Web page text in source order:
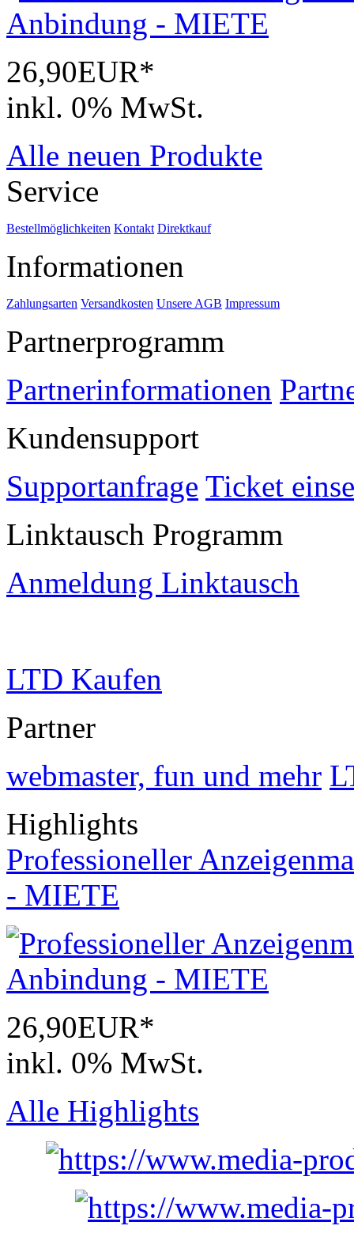
26,90EUR*
inkl. 0% MwSt.
Alle neuen Produkte
Service
Bestellmöglichkeiten Kontakt Direktkauf
Informationen
Zahlungsarten Versandkosten Unsere AGB Impressum
Partnerprogramm
Partnerinformationen
Kundensupport
Supportanfrage Ticket
Linktausch Programm
Anmeldung Linktausch
LTD Kaufen
Partner
webmaster, fun und mehr
Highlights
Professioneller
- MIETE
26,90EUR*
inkl. 0% MwSt.
Alle Highlights